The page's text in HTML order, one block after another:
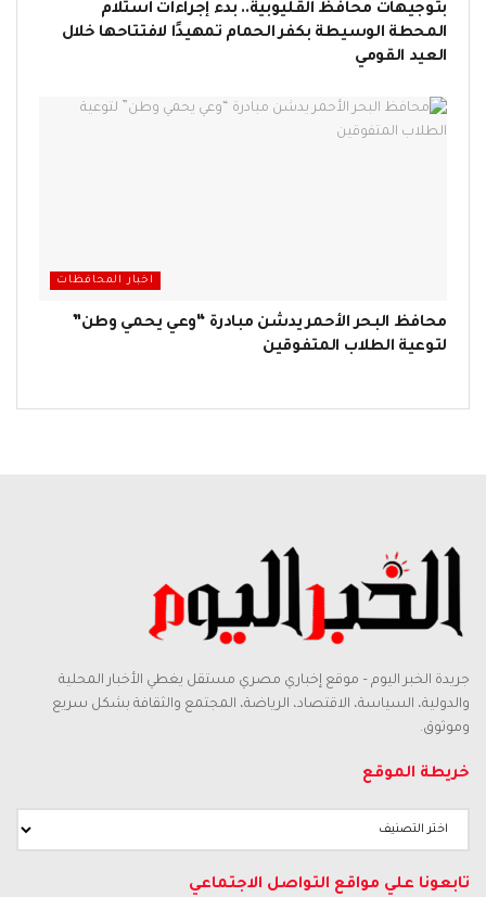
بتوجيهات محافظ القليوبية.. بدء إجراءات استلام
المحطة الوسيطة بكفر الحمام تمهيدًا لافتتاحها خلال
العيد القومي
اخبار المحافظات
محافظ البحر الأحمر يدشن مبادرة “وعي يحمي وطن”
لتوعية الطلاب المتفوقين
جريدة الخبر اليوم – موقع إخباري مصري مستقل يغطي الأخبار المحلية
والدولية، السياسة، الاقتصاد، الرياضة، المجتمع والثقافة بشكل سريع
وموثوق.
خريطة الموقع
تابعونا علي مواقع التواصل الاجتماعي